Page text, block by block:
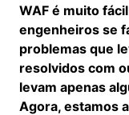
WAF é muito
engenheiros se
problemas que
resolvidos com
levam apenas
Agora, estamos